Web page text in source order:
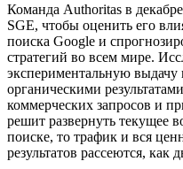
Команда Authoritas в
SGE, чтобы оценить его
поиска Google и
стратегий во всем мире.
экспериментальную выдачу
органическими
коммерческих запросов и
решит развернуть текущее
поиске, то трафик и вся
результатов рассеются, как